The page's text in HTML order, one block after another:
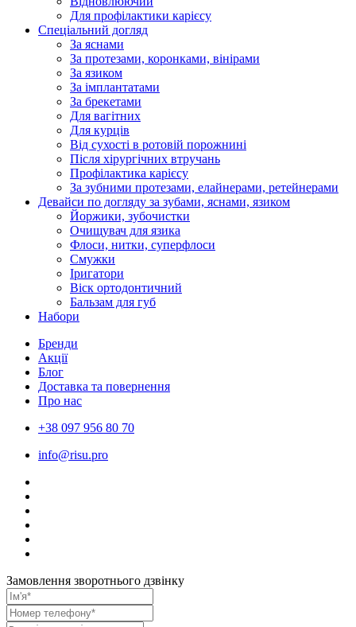
Для профілактики карієсу
Спеціальний догляд
За яснами
За протезами, коронками, вінірами
За язиком
За імплантатами
За брекетами
Для вагітних
Для курців
Від сухості в ротовій порожнині
Після хірургічних втручань
Профілактика карієсу
За зубними протезами, елайнерами, ретейнерами
Девайси по догляду за зубами, яснами, язиком
Йоржики, зубочистки
Очищувач для язика
Флоси, нитки, суперфлоси
Смужки
Іригатори
Віск ортодонтичний
Бальзам для губ
Набори
Бренди
Акції
Блог
Доставка та повернення
Про нас
+38 097 956 80 70
info@risu.pro
Замовлення зворотнього дзвінку